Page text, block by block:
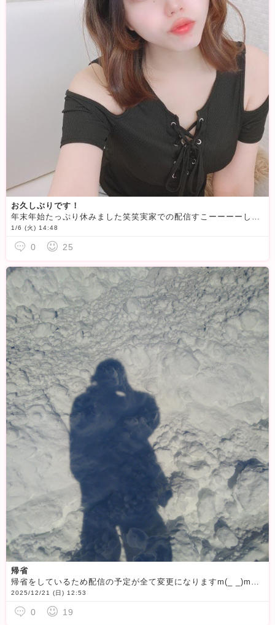
お久しぶりです！
年末年始たっぷり休みました笑笑実家での配信すこーーーーししかやらなかったけど見に来てくれた皆さんありがとうございました！！！お話することもたくさんあるはず！！！1月も頑張っていきますので逢いに来てくだ
1/6 (火) 14:48
0 25
帰省
帰省をしているため配信の予定が全て変更になりますm(_ _)m悪天候で帰れなくなってしまいました
2025/12/21 (日) 12:53
0 19